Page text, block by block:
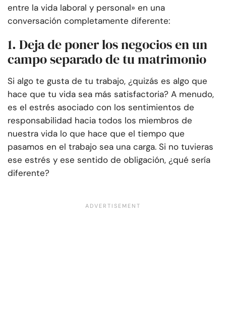
entre la vida laboral y personal» en una
conversación completamente diferente:
1. Deja de poner los negocios en un
campo separado de tu matrimonio
Si algo te gusta de tu trabajo, ¿quizás es algo que
hace que tu vida sea más satisfactoria? A menudo,
es el estrés asociado con los sentimientos de
responsabilidad hacia todos los miembros de
nuestra vida lo que hace que el tiempo que
pasamos en el trabajo sea una carga. Si no tuvieras
ese estrés y ese sentido de obligación, ¿qué sería
diferente?